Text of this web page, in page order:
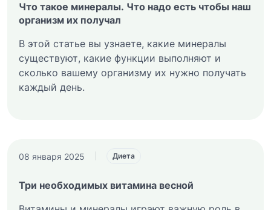
Что такое минералы. Что надо есть чтобы наш
организм их получал
В этой статье вы узнаете, какие минералы
существуют, какие функции выполняют и
сколько вашему организму их нужно получать
каждый день.
08 января 2025 Диета
Три необходимых витамина весной